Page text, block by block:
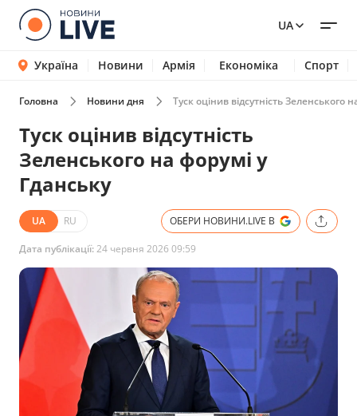
UA
Україна Новини Армія Економіка Спорт
Головна Новини дня Туск оцінив відсутність Зеленського
Туск оцінив відсутність
Зеленського на форумі у
Гданську
UA RU ОБЕРИ НОВИНИ.LIVE В
Дата публікації:24 червня 2026 09:59